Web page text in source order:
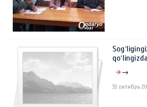
qo‘lingizda
→
31 октябрь